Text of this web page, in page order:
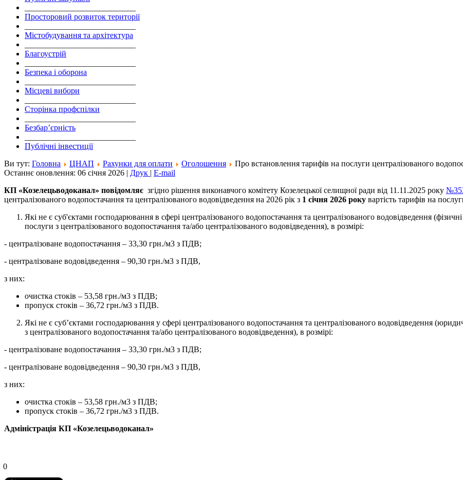
Просторовий розвиток території
Містобудування та архітектура
Благоустрій
Безпека і оборона
Місцеві вибори
Сторінка профспілки
Безбар’єрність
Публічні інвестиції
Ви тут: Головна ЦНАП Рахунки для оплати Оголошення
Про встановлення тарифів на послуги централізованого
Останнє оновлення: 06 січня 2026 | Друк | E-mail
КП «Козелецьводоканал» повідомляє згідно рішення виконавчого комітету Козелецької селищної ради від 11.11.2025 року
централізованого водопостачання та централізованого водовідведення на 2026 рік з 1 січня 2026 року вартість тарифів на
Які не є суб'єктами господарювання в сфері централізованого водопостачання та централізованого водовідведення
послуги з централізованого водопостачання та/або централізованого водовідведення), в розмірі:
- централізоване водопостачання – 33,30 грн./м3 з ПДВ;
- централізоване водовідведення – 90,30 грн./м3 з ПДВ,
з них:
очистка стоків – 53,58 грн./м3 з ПДВ;
пропуск стоків – 36,72 грн./м3 з ПДВ.
Які не є суб’єктами господарювання у сфері централізованого водопостачання та централізованого водовідведення
з централізованого водопостачання та/або централізованого водовідведення), в розмірі:
- централізоване водопостачання – 33,30 грн./м3 з ПДВ;
- централізоване водовідведення – 90,30 грн./м3 з ПДВ,
з них:
очистка стоків – 53,58 грн./м3 з ПДВ;
пропуск стоків – 36,72 грн./м3 з ПДВ.
Адміністрація КП «Козелецьводоканал»
0